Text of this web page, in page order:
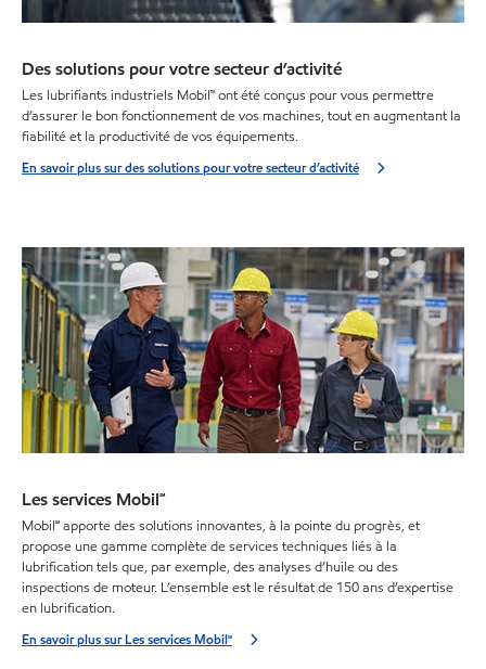
Des solutions pour votre secteur d’activité
Les lubrifiants industriels Mobil™ ont été conçus pour vous permettre
d’assurer le bon fonctionnement de vos machines, tout en augmentant la
fiabilité et la productivité de vos équipements.
En savoir plus sur des solutions pour votre secteur d’activité
Les services Mobil℠
Mobil℠ apporte des solutions innovantes, à la pointe du progrès, et
propose une gamme complète de services techniques liés à la
lubrification tels que, par exemple, des analyses d’huile ou des
inspections de moteur. L’ensemble est le résultat de 150 ans d’expertise
en lubrification.
En savoir plus sur Les services Mobil℠